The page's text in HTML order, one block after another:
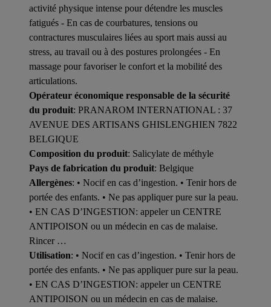
activité physique intense pour détendre les muscles
fatigués - En cas de courbatures, tensions ou
contractures musculaires liées au sport mais aussi au
stress, au travail ou à des postures prolongées - En
massage pour favoriser le confort et la mobilité des
articulations.
Opérateur économique responsable de la sécurité
du produit: PRANAROM INTERNATIONAL : 37
AVENUE DES ARTISANS GHISLENGHIEN 7822
BELGIQUE
Composition du produit: Salicylate de méthyle
Pays de fabrication du produit: Belgique
Allergènes: • Nocif en cas d’ingestion. • Tenir hors de
portée des enfants. • Ne pas appliquer pure sur la peau.
• EN CAS D’INGESTION: appeler un CENTRE
ANTIPOISON ou un médecin en cas de malaise.
Rincer …
Utilisation: • Nocif en cas d’ingestion. • Tenir hors de
portée des enfants. • Ne pas appliquer pure sur la peau.
• EN CAS D’INGESTION: appeler un CENTRE
ANTIPOISON ou un médecin en cas de malaise.